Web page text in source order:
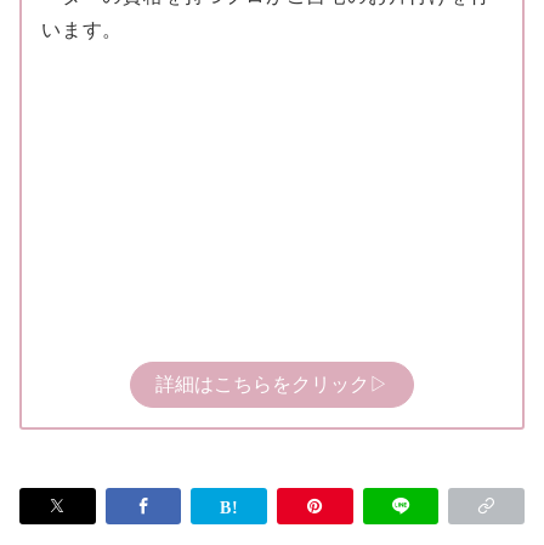
います。
詳細はこちらをクリック▷